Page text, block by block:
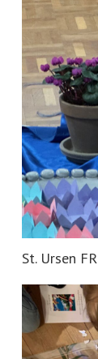
St. Ursen FR